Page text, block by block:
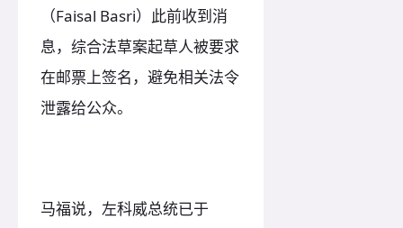
（Faisal Basri）此前收到消
息，综合法草案起草人被要求
在邮票上签名，避免相关法令
泄露给公众。
马福说，左科威总统已于